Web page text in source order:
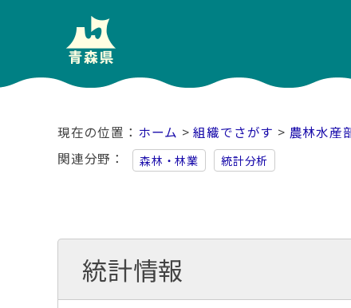
ホーム >組織でさがす > 農林水産
関連分野
森林・林業 統計分析
統計情報